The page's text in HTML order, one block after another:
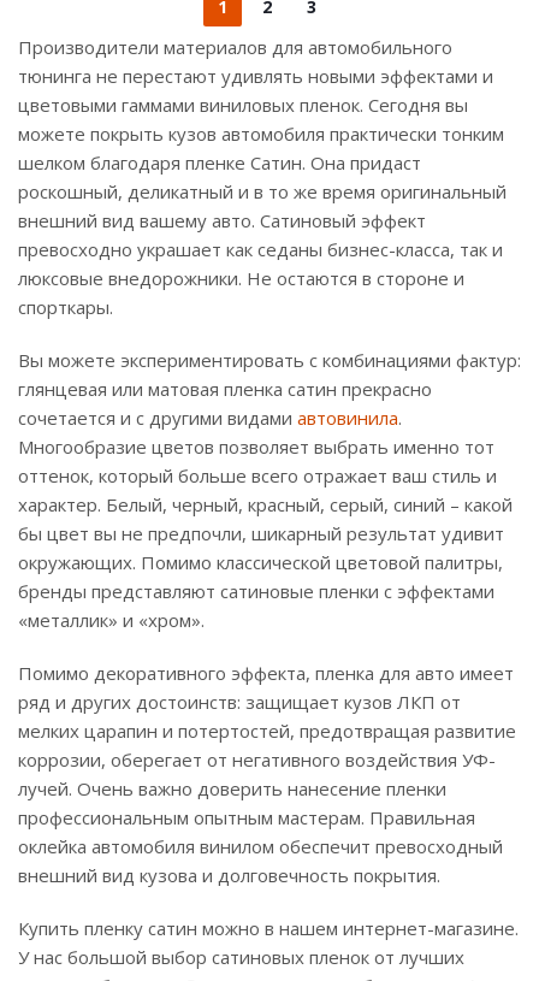
1 2 3
Производители материалов для автомобильного
тюнинга не перестают удивлять новыми эффектами и
цветовыми гаммами виниловых пленок. Сегодня вы
можете покрыть кузов автомобиля практически тонким
шелком благодаря пленке Сатин. Она придаст
роскошный, деликатный и в то же время оригинальный
внешний вид вашему авто. Сатиновый эффект
превосходно украшает как седаны бизнес-класса, так и
люксовые внедорожники. Не остаются в стороне и
спорткары.
Вы можете экспериментировать с комбинациями фактур:
глянцевая или матовая пленка сатин прекрасно
сочетается и с другими видами автовинила.
Многообразие цветов позволяет выбрать именно тот
оттенок, который больше всего отражает ваш стиль и
характер. Белый, черный, красный, серый, синий – какой
бы цвет вы не предпочли, шикарный результат удивит
окружающих. Помимо классической цветовой палитры,
бренды представляют сатиновые пленки с эффектами
«металлик» и «хром».
Помимо декоративного эффекта, пленка для авто имеет
ряд и других достоинств: защищает кузов ЛКП от
мелких царапин и потертостей, предотвращая развитие
коррозии, оберегает от негативного воздействия УФ-
лучей. Очень важно доверить нанесение пленки
профессиональным опытным мастерам. Правильная
оклейка автомобиля винилом обеспечит превосходный
внешний вид кузова и долговечность покрытия.
Купить пленку сатин можно в нашем интернет-магазине.
У нас большой выбор сатиновых пленок от лучших